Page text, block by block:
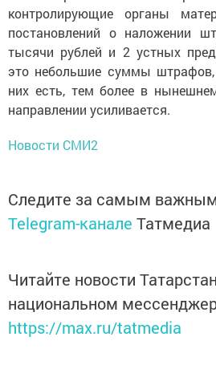
контролирующие органы
постановлений о наложении
тысячи рублей и 2 устных
это небольшие суммы
них есть, тем более в
направлении усиливается.
Новости СМИ2
Следите за самым
Telegram-канале Татмедиа
Читайте новости
национальном
https://max.ru/tatmedia